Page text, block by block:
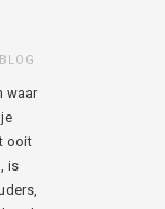
waar
ooit
is